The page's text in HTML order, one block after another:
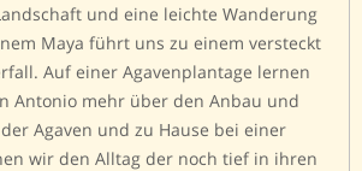
und eine leichte Wanderung
Maya führt uns zu einem versteckt
Auf einer Agavenplantage lernen
Antonio mehr über den Anbau und
Agaven und zu Hause bei einer
wir den Alltag der noch tief in ihren